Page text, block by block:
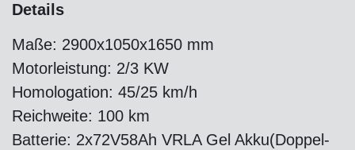
Details
Maße: 2900x1050x1650 mm
Motorleistung: 2/3 KW
Homologation: 45/25 km/h
Reichweite: 100 km
Batterie: 2x72V58Ah VRLA Gel Akku(Doppel-